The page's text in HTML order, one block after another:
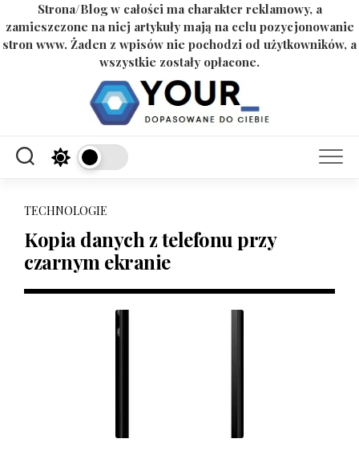
Strona/Blog w całości ma charakter reklamowy, a
zamieszczone na niej artykuły mają na celu pozycjonowanie
stron www. Żaden z wpisów nie pochodzi od użytkowników, a
wszystkie zostały opłacone.
TECHNOLOGIE
Kopia danych z telefonu przy
czarnym ekranie